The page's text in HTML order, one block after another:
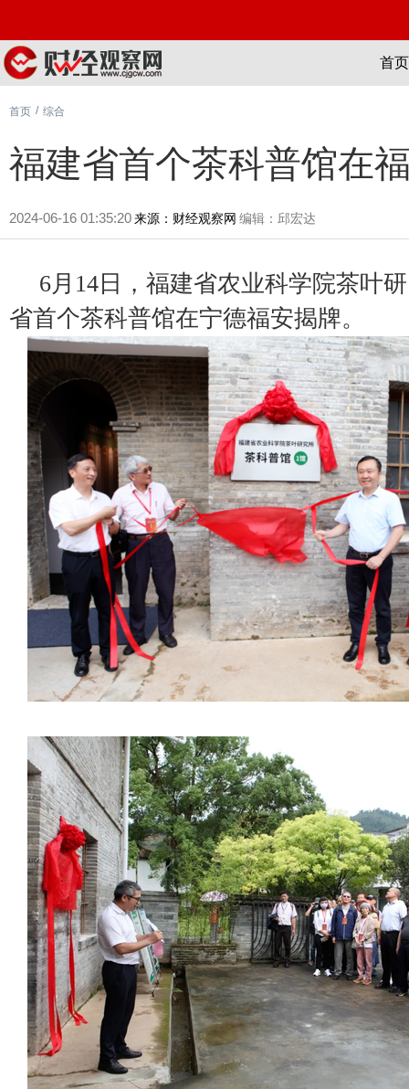
首页
首页 / 综合
福建省首个茶科普馆在
2024-06-16 01:35:20来源：财经观察网 编辑：邱宏达
6月14日，福建省农业科学院茶叶
省首个茶科普馆在宁德福安揭牌。